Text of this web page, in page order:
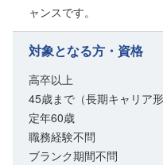
ャンスです。
対象となる方・資格
高卒以上
45歳まで（長期キャリア
定年60歳
職務経験不問
ブランク期間不問